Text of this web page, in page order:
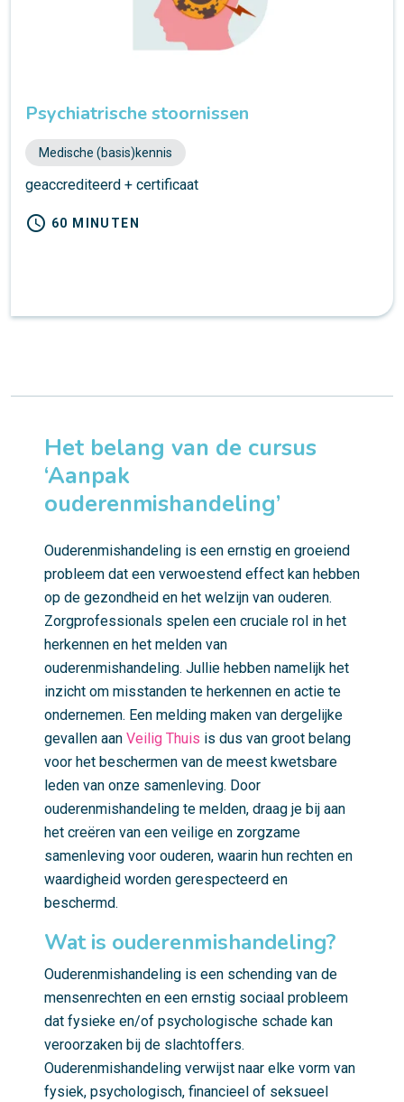
Psychiatrische stoornissen
Medische (basis)kennis
geaccrediteerd + certificaat
schedule 60 MINUTEN
Het belang van de cursus
‘Aanpak
ouderenmishandeling’
Ouderenmishandeling is een ernstig en groeiend
probleem dat een verwoestend effect kan hebben
op de gezondheid en het welzijn van ouderen.
Zorgprofessionals spelen een cruciale rol in het
herkennen en het melden van
ouderenmishandeling. Jullie hebben namelijk het
inzicht om misstanden te herkennen en actie te
ondernemen. Een melding maken van dergelijke
gevallen aan Veilig Thuis is dus van groot belang
voor het beschermen van de meest kwetsbare
leden van onze samenleving. Door
ouderenmishandeling te melden, draag je bij aan
het creëren van een veilige en zorgzame
samenleving voor ouderen, waarin hun rechten en
waardigheid worden gerespecteerd en
beschermd.
Wat is ouderenmishandeling?
Ouderenmishandeling is een schending van de
mensenrechten en een ernstig sociaal probleem
dat fysieke en/of psychologische schade kan
veroorzaken bij de slachtoffers.
Ouderenmishandeling verwijst naar elke vorm van
fysiek, psychologisch, financieel of seksueel